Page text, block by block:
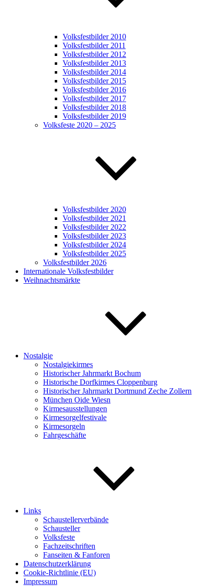
Volksfestbilder 2010
Volksfestbilder 2011
Volksfestbilder 2012
Volksfestbilder 2013
Volksfestbilder 2014
Volksfestbilder 2015
Volksfestbilder 2016
Volksfestbilder 2017
Volksfestbilder 2018
Volksfestbilder 2019
Volksfeste 2020 – 2025
Volksfestbilder 2020
Volksfestbilder 2021
Volksfestbilder 2022
Volksfestbilder 2023
Volksfestbilder 2024
Volksfestbilder 2025
Volksfestbilder 2026
Internationale Volksfestbilder
Weihnachtsmärkte
Nostalgie
Nostalgiekirmes
Historischer Jahrmarkt Bochum
Historische Dorfkirmes Cloppenburg
Historischer Jahrmarkt Dortmund Zeche Zollern
München Oide Wiesn
Kirmesausstellungen
Kirmesorgelfestivale
Kirmesorgeln
Fahrgeschäfte
Links
Schaustellerverbände
Schausteller
Volksfeste
Fachzeitschriften
Fanseiten & Fanforen
Datenschutzerklärung
Cookie-Richtlinie (EU)
Impressum